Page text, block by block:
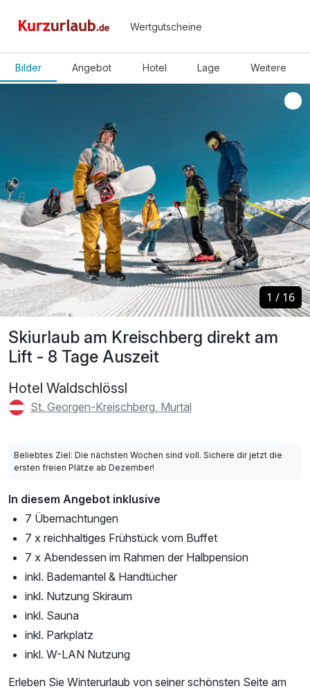
Wertgutscheine
Bilder Angebot Hotel Lage Weitere
Skiurlaub am Kreischberg direkt am
Lift - 8 Tage Auszeit
Hotel Waldschlössl
St. Georgen-Kreischberg, Murtal
1 / 16
1 / 16
Beliebtes Ziel: Die nächsten Wochen sind voll. Sichere dir jetzt die
ersten freien Plätze ab Dezember!
In diesem Angebot inklusive
7 Übernachtungen
7 x reichhaltiges Frühstück vom Buffet
7 x Abendessen im Rahmen der Halbpension
inkl. Bademantel & Handtücher
inkl. Nutzung Skiraum
inkl. Sauna
inkl. Parkplatz
inkl. W-LAN Nutzung
Erleben Sie Winterurlaub von seiner schönsten Seite am